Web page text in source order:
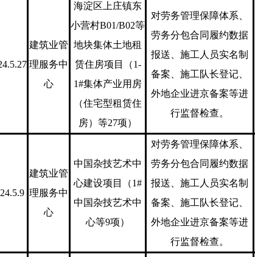
建筑业管
理服务中
心
海淀区上庄镇东
小营村B01/B02等
地块集体土地租
赁住房项目（1-
1#集体产业用房
（住宅型租赁住
房）等27项）
对劳务管理保障体系、
劳务分包合同履约数据
报送、施工人员实名制
备案、施工队长登记、
外地企业进京备案等进
行监督检查。
建筑业管
理服务中
心
中国杂技艺术中
心建设项目（1#
中国杂技艺术中
心等9项）
对劳务管理保障体系、
劳务分包合同履约数据
报送、施工人员实名制
备案、施工队长登记、
外地企业进京备案等进
行监督检查。